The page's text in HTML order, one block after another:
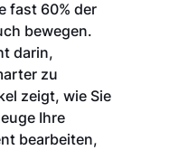
fast 60% der
bewegen.
darin,
zu
zeigt, wie Sie
Ihre
bearbeiten,